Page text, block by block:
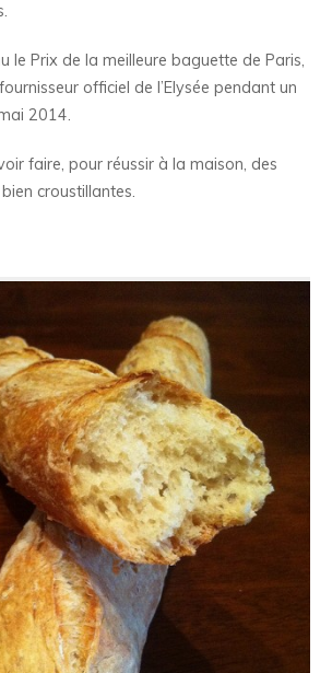
le Prix de la meilleure baguette de Paris,
officiel de l’Elysée pendant un
2014.
faire, pour réussir à la maison, des
croustillantes.